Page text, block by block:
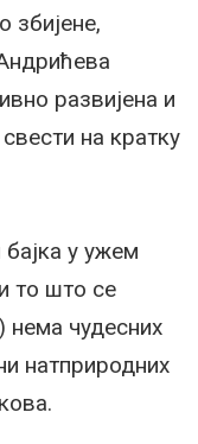
збијене,
развијена и
на кратку
бајка у ужем
то што се
чудесних
натприродних